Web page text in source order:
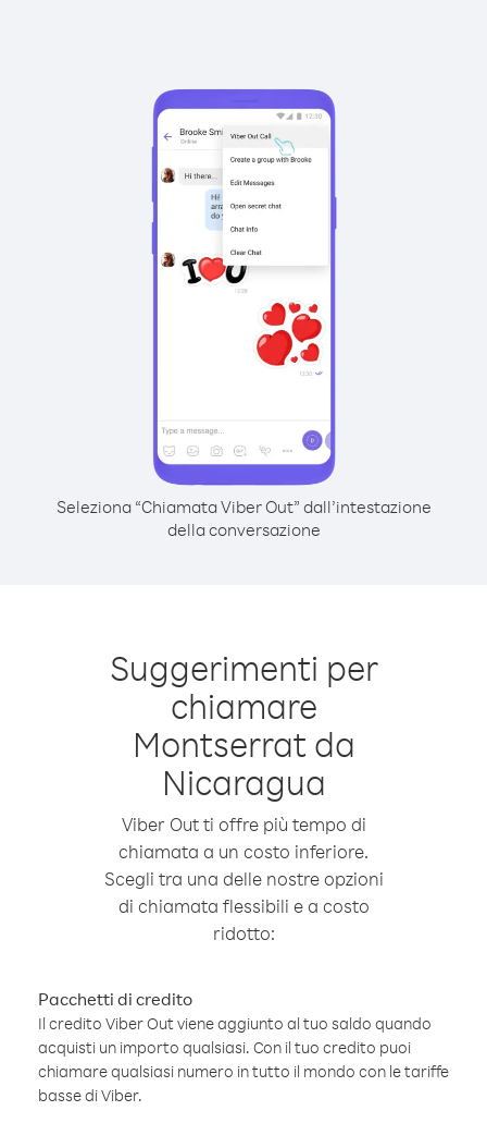
Seleziona “Chiamata Viber Out” dall’intestazione
della conversazione
Suggerimenti per
chiamare
Montserrat da
Nicaragua
Viber Out ti offre più tempo di
chiamata a un costo inferiore.
Scegli tra una delle nostre opzioni
di chiamata flessibili e a costo
ridotto:
Pacchetti di credito
Il credito Viber Out viene aggiunto al tuo saldo quando
acquisti un importo qualsiasi. Con il tuo credito puoi
chiamare qualsiasi numero in tutto il mondo con le tariffe
basse di Viber.